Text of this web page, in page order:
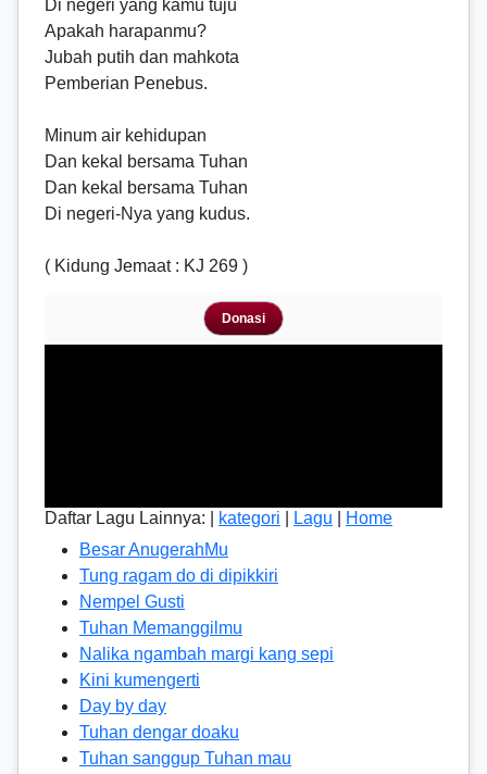
Di negeri yang kamu tuju
Apakah harapanmu?
Jubah putih dan mahkota
Pemberian Penebus.
Minum air kehidupan
Dan kekal bersama Tuhan
Dan kekal bersama Tuhan
Di negeri-Nya yang kudus.
( Kidung Jemaat : KJ 269 )
Donasi
Daftar Lagu Lainnya: | kategori Lagu
Home
Besar AnugerahMu
Tung ragam do di dipikkiri
Nempel Gusti
Tuhan Memanggilmu
Nalika ngambah margi kang sepi
Kini kumengerti
Day by day
Tuhan dengar doaku
Tuhan sanggup Tuhan mau